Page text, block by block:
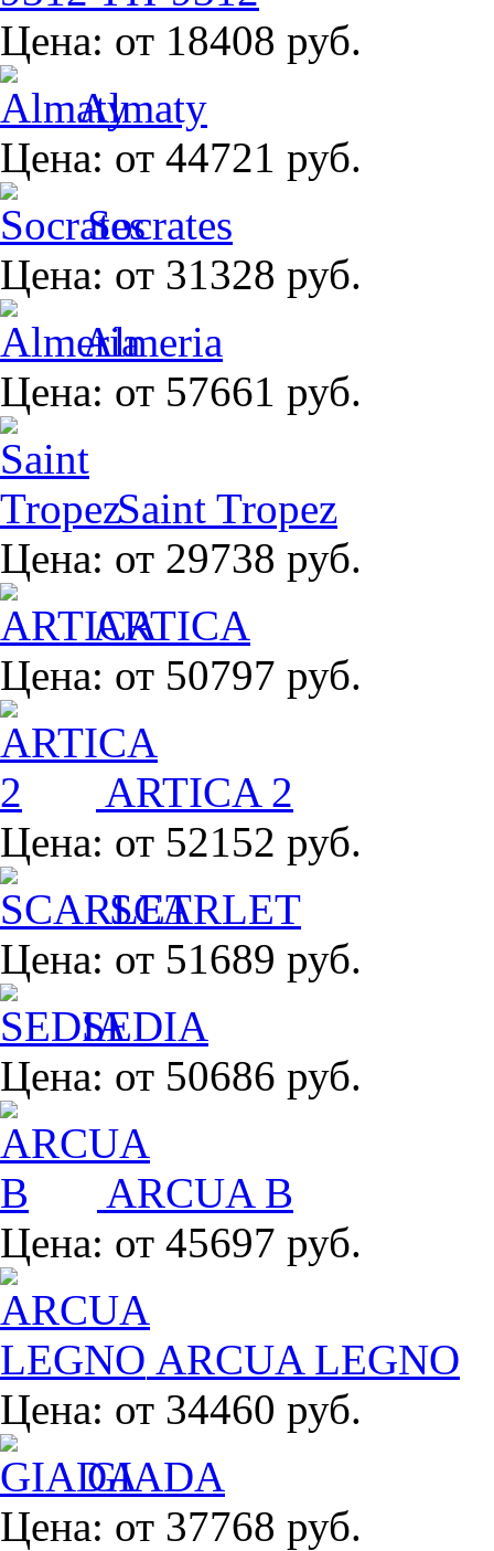
Цена: от 18408 руб.
Almaty
Цена: от 44721 руб.
Socrates
Цена: от 31328 руб.
Almeria
Цена: от 57661 руб.
Saint Tropez
Цена: от 29738 руб.
ARTICA
Цена: от 50797 руб.
ARTICA 2
Цена: от 52152 руб.
SCARLET
Цена: от 51689 руб.
SEDIA
Цена: от 50686 руб.
ARCUA B
Цена: от 45697 руб.
ARCUA LEGNO
Цена: от 34460 руб.
GIADA
Цена: от 37768 руб.